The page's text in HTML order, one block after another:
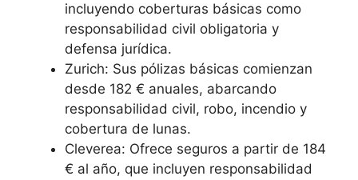
incluyendo coberturas básicas como
responsabilidad civil obligatoria y
defensa jurídica.
Zurich: Sus pólizas básicas comienzan
desde 182 € anuales, abarcando
responsabilidad civil, robo, incendio y
cobertura de lunas.
Cleverea: Ofrece seguros a partir de 184
€ al año, que incluyen responsabilidad